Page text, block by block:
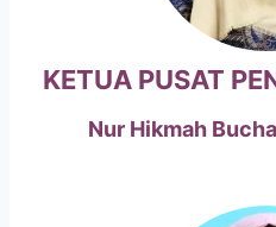
KETUA PUSAT
Nur Hikmah